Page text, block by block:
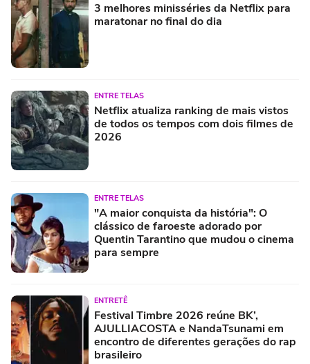
3 melhores minisséries da Netflix para
maratonar no final do dia
ENTRE TELAS
Netflix atualiza ranking de mais vistos
de todos os tempos com dois filmes de
2026
ENTRE TELAS
"A maior conquista da história": O
clássico de faroeste adorado por
Quentin Tarantino que mudou o cinema
para sempre
ENTRETÊ
Festival Timbre 2026 reúne BK’,
AJULLIACOSTA e NandaTsunami em
encontro de diferentes gerações do rap
brasileiro